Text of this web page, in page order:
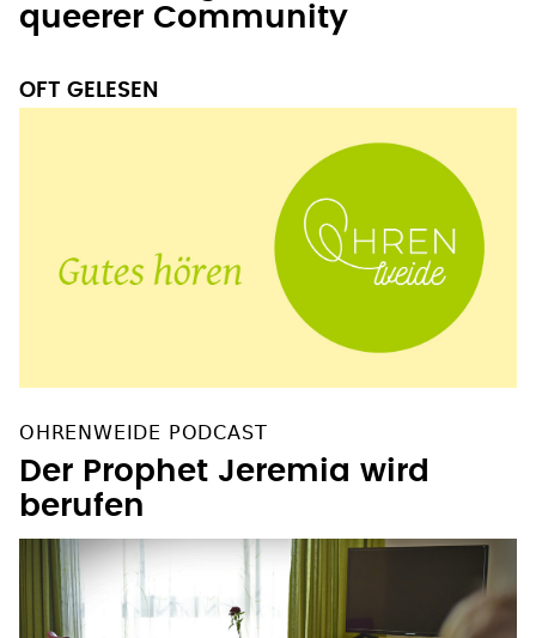
queerer Community
OFT GELESEN
OHRENWEIDE PODCAST
Der Prophet Jeremia wird
berufen